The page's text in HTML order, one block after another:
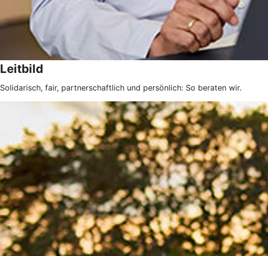
Leitbild
Solidarisch, fair, partnerschaftlich und persönlich: So beraten wir.